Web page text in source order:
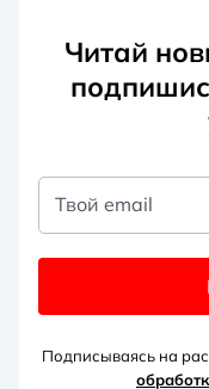
Читай
Твой email
Подписываясь на